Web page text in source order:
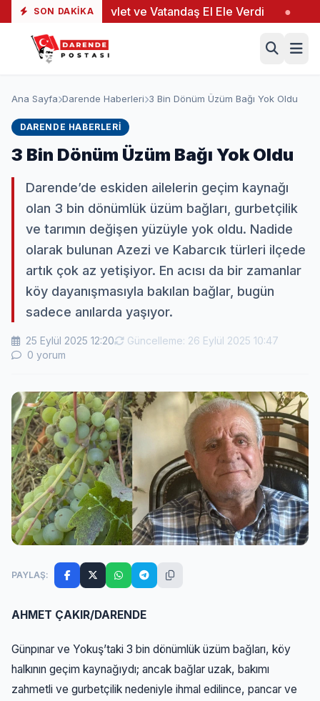
SON DAKIKA
Devlet ve Vatandaş El Ele Verdi ● Yeşiltaş’ta
Ana Sayfa Darende Haberleri 3 Bin Dönüm Üzüm Bağı Yok Oldu
DARENDE HABERLERI
3 Bin Dönüm Üzüm Bağı Yok Oldu
Darende’de eskiden ailelerin geçim kaynağı
olan 3 bin dönümlük üzüm bağları, gurbetçilik
ve tarımın değişen yüzüyle yok oldu. Nadide
olarak bulunan Azezi ve Kabarcık türleri ilçede
artık çok az yetişiyor. En acısı da bir zamanlar
köy dayanışmasıyla bakılan bağlar, bugün
sadece anılarda yaşıyor.
25 Eylül 2025 12:20
Güncelleme: 26 Eylül 2025 10:47
0 yorum
PAYLAŞ:
AHMET ÇAKIR/DARENDE
Günpınar ve Yokuş’taki 3 bin dönümlük üzüm bağları, köy
halkının geçim kaynağıydı; ancak bağlar uzak, bakımı
zahmetli ve gurbetçilik nedeniyle ihmal edilince, pancar ve